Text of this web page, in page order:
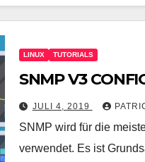
LINUX TUTORIALS
SNMP V3
JULI 4, 2019
SNMP wird für die
verwendet. Es ist